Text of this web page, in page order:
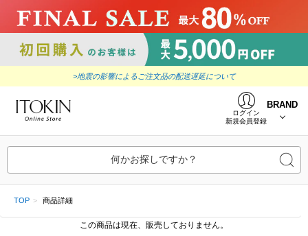
>地震の影響によるご注文品の配送遅延について
ログイン
新規会員登録
BRAND
何かお探しですか？
TOP 商品詳細
この商品は現在、販売しておりません。